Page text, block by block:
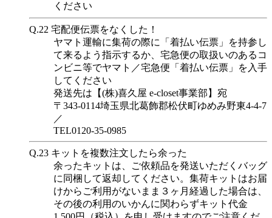
ください
Q.22 宅配便伝票をなくした！
ヤマト運輸に集荷の際に「着払い伝票」を持参し
て来るよう指示するか、宅急便の取扱いのあるコ
ンビニ等でヤマト／宅急便「着払い伝票」を入手
してください
発送先は【(株)喜久屋 e-closet事業部】宛
〒343-0114埼玉県北葛飾郡松伏町ゆめみ野東4-4-7
／
TEL0120-35-0985
Q.23 キットを複数注文したら余った
余ったキットは、ご依頼品を発送いただくバッグ
に同梱して返却してください。集荷キットはお届
けからご利用がないまま３ヶ月経過した場合は、
その後の利用のいかんに関わらずキット代金